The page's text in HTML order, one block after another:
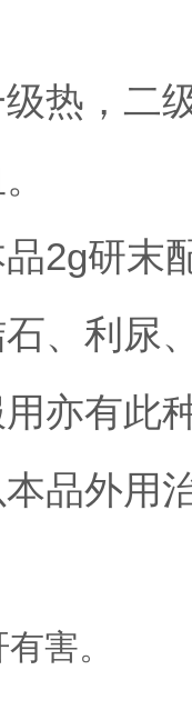
级热，二
品2g研
、利尿
亦有此
品外用
害。